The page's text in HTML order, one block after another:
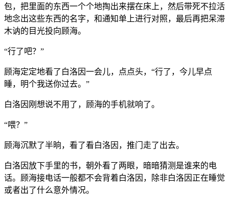
包，把里面的东西一个个地掏出来摆在床上，然后带死不拉活
地念出这些东西的名字，和通知单上进行对照，最后再把呆滞
木讷的目光投向顾海。
“行了吧？”
顾海定定地看了白洛因一会儿，点点头，“行了，今儿早点
睡，明个我送你过去。”
白洛因刚想说不用了，顾海的手机就响了。
“喂？”
顾海沉默了半晌，看了看白洛因，推门走了出去。
白洛因放下手里的书，朝外看了两眼，暗暗猜测是谁来的电
话。顾海接电话一般都不会背着白洛因，除非白洛因正在睡觉
或者出了什么意外情况。